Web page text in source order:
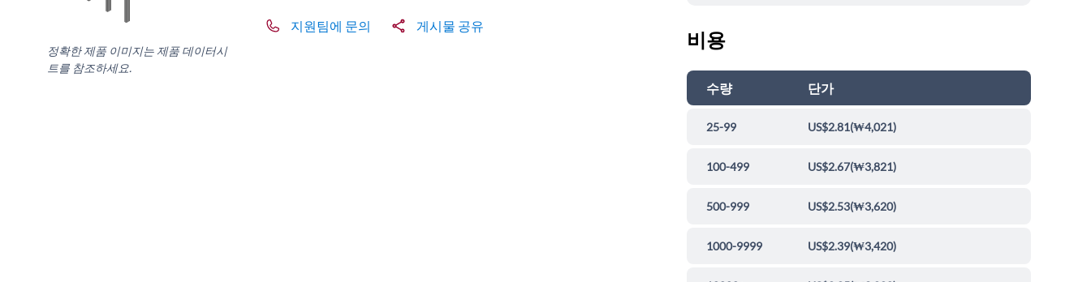
정확한 제품 이미지는 제품 데이터시
트를 참조하세요.
지원팀에 문의 게시물 공유
비용
수량 단가
25-99 US$2.81(₩4,021)
100-499 US$2.67(₩3,821)
500-999 US$2.53(₩3,620)
1000-9999 US$2.39(₩3,420)